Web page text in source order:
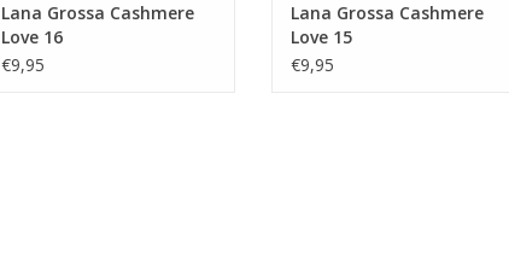
Lana Grossa Cashmere
Love 16
€9,95
Lana Grossa Cashmere
Love 15
€9,95